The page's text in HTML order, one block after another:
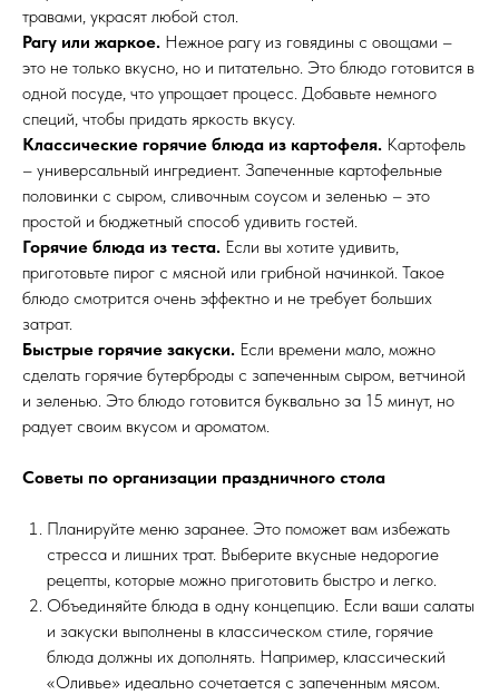
травами, украсят любой стол.
Рагу или жаркое. Нежное рагу из говядины с овощами –
это не только вкусно, но и питательно. Это блюдо готовится в
одной посуде, что упрощает процесс. Добавьте немного
специй, чтобы придать яркость вкусу.
Классические горячие блюда из картофеля. Картофель
– универсальный ингредиент. Запеченные картофельные
половинки с сыром, сливочным соусом и зеленью – это
простой и бюджетный способ удивить гостей.
Горячие блюда из теста. Если вы хотите удивить,
приготовьте пирог с мясной или грибной начинкой. Такое
блюдо смотрится очень эффектно и не требует больших
затрат.
Быстрые горячие закуски. Если времени мало, можно
сделать горячие бутерброды с запеченным сыром, ветчиной
и зеленью. Это блюдо готовится буквально за 15 минут, но
радует своим вкусом и ароматом.
Советы по организации праздничного стола
Планируйте меню заранее. Это поможет вам избежать
стресса и лишних трат. Выберите вкусные недорогие
рецепты, которые можно приготовить быстро и легко.
Объединяйте блюда в одну концепцию. Если ваши салаты
и закуски выполнены в классическом стиле, горячие
блюда должны их дополнять. Например, классический
«Оливье» идеально сочетается с запеченным мясом.